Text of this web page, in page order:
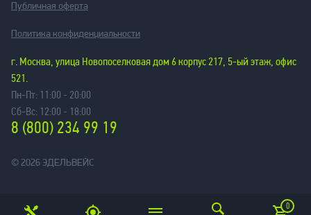
0
Публичная оферта
Политика конфиденциальности
г. Москва, улица Новопоселковая дом 6 корпус 217, 5-ый этаж, офис
521.
Пн-Пт: 11:00 - 20:00
Сб-Вс: 12:00 - 18:00
8 (800) 234 99 19
© 2026 ЭДЕЛЬВЕЙС